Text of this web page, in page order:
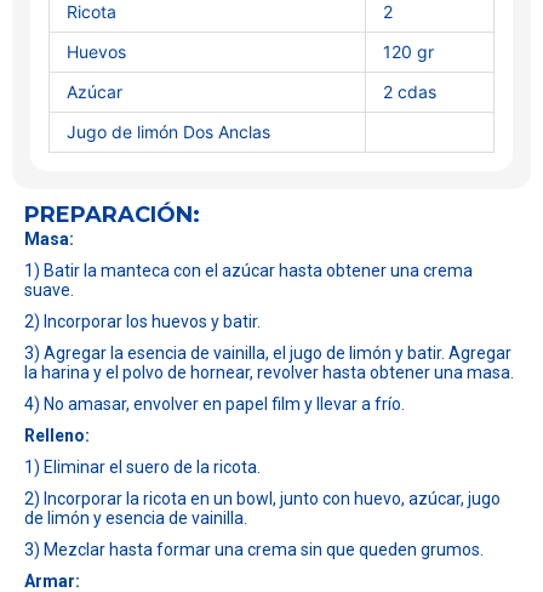
Ricota
2
Huevos
120 gr
Azúcar
2 cdas
Jugo de limón Dos Anclas
PREPARACIÓN:
Masa:
1) Batir la manteca con el azúcar hasta obtener una crema
suave.
2) Incorporar los huevos y batir.
3) Agregar la esencia de vainilla, el jugo de limón y batir. Agregar
la harina y el polvo de hornear, revolver hasta obtener una masa.
4) No amasar, envolver en papel film y llevar a frío.
Relleno:
1) Eliminar el suero de la ricota.
2) Incorporar la ricota en un bowl, junto con huevo, azúcar, jugo
de limón y esencia de vainilla.
3) Mezclar hasta formar una crema sin que queden grumos.
Armar: